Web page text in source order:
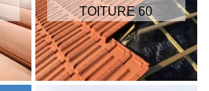
TOITURE 60